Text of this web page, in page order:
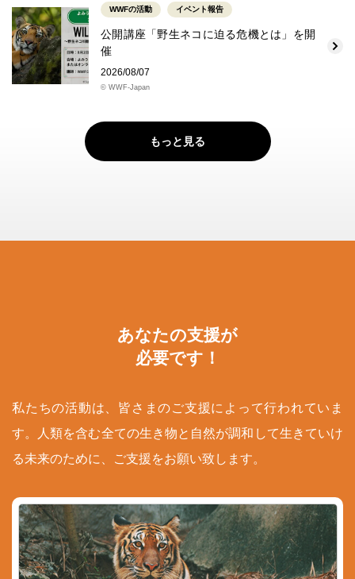
WWFの活動 イベント報告
公開講座「野生ネコに迫る危機とは」を開
催
2026/08/07
© WWF-Japan
もっと見る
あなたの支援が
必要です！
私たちの活動は、皆さまのご支援によって行われていま
す。人類を含む全ての生き物と自然が調和して生きていけ
る未来のために、ご支援をお願い致します。